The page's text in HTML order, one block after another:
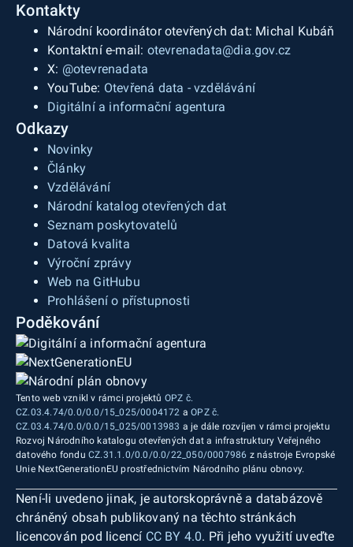
Kontakty
Národní koordinátor otevřených dat: Michal Kubáň
Kontaktní e-mail: otevrenadata@dia.gov.cz
X: @otevrenadata
YouTube: Otevřená data - vzdělávání
Digitální a informační agentura
Odkazy
Novinky
Články
Vzdělávání
Národní katalog otevřených dat
Seznam poskytovatelů
Datová kvalita
Výroční zprávy
Web na GitHubu
Prohlášení o přístupnosti
Poděkování
Tento web vznikl v rámci projektů OPZ č.
CZ.03.4.74/0.0/0.0/15_025/0004172 aOPZ č.
CZ.03.4.74/0.0/0.0/15_025/0013983 a je dále rozvíjen v rámci projektu
Rozvoj Národního katalogu otevřených dat a infrastruktury Veřejného
datového fondu CZ.31.1.0/0.0/0.0/22_050/0007986 z nástroje Evropské
Unie NextGenerationEU prostřednictvím Národního plánu obnovy.
Není-li uvedeno jinak, je autorskoprávně a databázově
chráněný obsah publikovaný na těchto stránkách
licencován pod licencí CC BY 4.0. Při jeho využití uveďte